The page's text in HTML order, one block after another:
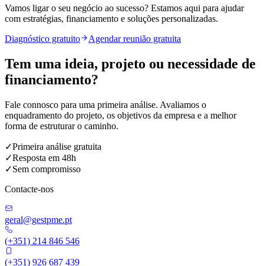
Vamos ligar o seu negócio ao sucesso? Estamos aqui para ajudar
com estratégias, financiamento e soluções personalizadas.
Diagnóstico gratuito
Agendar reunião gratuita
Tem uma ideia, projeto ou necessidade de
financiamento?
Fale connosco para uma primeira análise. Avaliamos o
enquadramento do projeto, os objetivos da empresa e a melhor
forma de estruturar o caminho.
✓Primeira análise gratuita
✓Resposta em 48h
✓Sem compromisso
Contacte-nos
geral@gestpme.pt
(+351) 214 846 546
(+351) 926 687 439